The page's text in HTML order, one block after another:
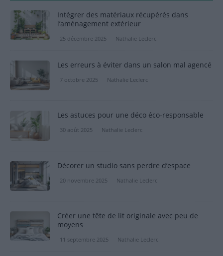
Intégrer des matériaux récupérés dans
l’aménagement extérieur
25 décembre 2025 Nathalie Leclerc
Les erreurs à éviter dans un salon mal agencé
7 octobre 2025 Nathalie Leclerc
Les astuces pour une déco éco-responsable
30 août 2025 Nathalie Leclerc
Décorer un studio sans perdre d’espace
20 novembre 2025 Nathalie Leclerc
Créer une tête de lit originale avec peu de
moyens
11 septembre 2025 Nathalie Leclerc